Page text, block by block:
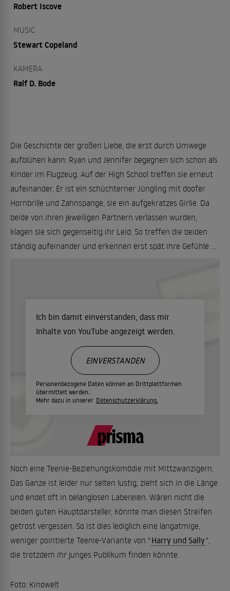
Robert Iscove
MUSIC
Stewart Copeland
KAMERA
Ralf D. Bode
Die Geschichte der großen Liebe, die erst durch Umwege
aufblühen kann: Ryan und Jennifer begegnen sich schon als
Kinder im Flugzeug. Auf der High School treffen sie erneut
aufeinander. Er ist ein schüchterner Jüngling mit doofer
Hornbrille und Zahnspange, sie ein aufgekratzes Girlie. Da
beide von ihren jeweiligen Partnern verlassen wurden,
klagen sie sich gegenseitig ihr Leid. So treffen die beiden
ständig aufeinander und erkennen erst spät ihre Gefühle ...
Ich bin damit einverstanden, dass mir
Inhalte von YouTube angezeigt werden.
Personenbezogene Daten können an Drittplattformen
übermittelt werden.
Mehr dazu in unserer Datenschutzerklärung.
EINVERSTANDEN
Noch eine Teenie-Beziehungskomödie mit Mittzwanzigern.
Das Ganze ist leider nur selten lustig, zieht sich in die Länge
und endet oft in belanglosen Labereien. Wären nicht die
beiden guten Hauptdarsteller, könnte man diesen Streifen
getrost vergessen. So ist dies lediglich eine langatmige,
weniger pointierte Teenie-Variante von " Harry und Sally ",
die trotzdem ihr junges Publikum finden könnte.
Foto: Kinowelt